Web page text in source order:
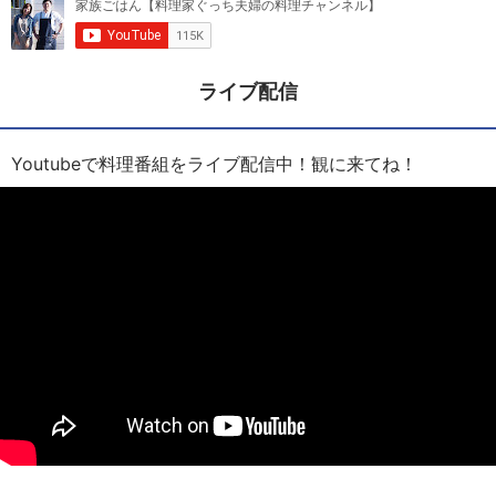
ライブ配信
Youtubeで料理番組をライブ配信中！観に来てね！